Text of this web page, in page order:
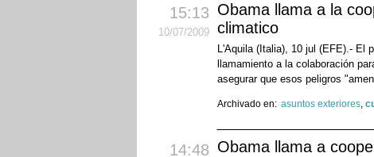
15:13
10/07/2009
Obama llama a la
climatico
L'Aquila (Italia), 10 jul (EFE).- El
llamamiento a la colaboración
asegurar que esos peligros
Archivado en: asuntos exteriores,
14:48 Obama llama a